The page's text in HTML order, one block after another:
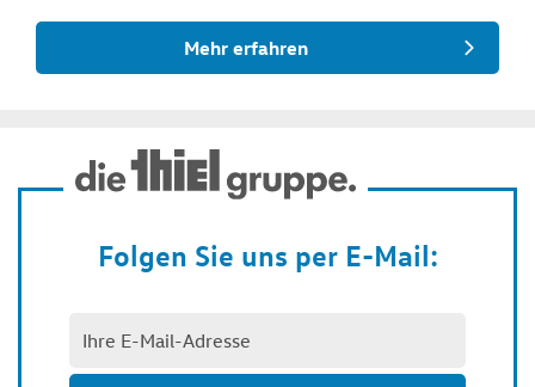
Mehr erfahren
Folgen Sie uns per E-Mail: